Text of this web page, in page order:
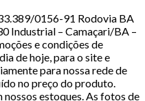
0156-91 Rodovia BA
Industrial – Camaçari/BA –
e condições de
de hoje, para o site e
para nossa rede de
no preço do produto.
estoques. As fotos de